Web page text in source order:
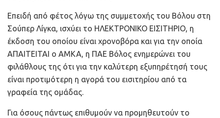
Επειδή από φέτος λόγω της συμμετοχής του Βόλου στη
Σούπερ Λίγκα, ισχύει το ΗΛΕΚΤΡΟΝΙΚΟ ΕΙΣΙΤΗΡΙΟ, η
έκδοση του οποίου είναι χρονοβόρα και για την οποία
ΑΠΑΙΤΕΙΤΑΙ ο ΑΜΚΑ, η ΠΑΕ Βόλος ενημερώνει του
φιλάθλους της ότι για την καλύτερη εξυπηρέτησή τους
είναι προτιμότερη η αγορά του εισιτηρίου από τα
γραφεία της ομάδας.
Για όσους πάντως επιθυμούν να προμηθευτούν το